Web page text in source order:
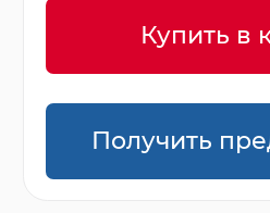
Купить в
Получить